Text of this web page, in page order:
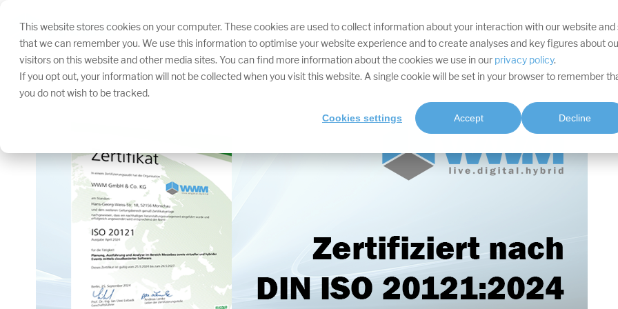
This website stores cookies on your computer. These cookies are used to collect information about your interaction with our website and
that we can remember you. We use this information to optimise your website experience and to create analyses and key figures about
visitors on this website and other media sites. You can find more information about the cookies we use in our privacy policy.
If you opt out, your information will not be collected when you visit this website. A single cookie will be set in your browser to remember
you do not wish to be tracked.
Cookies settings Accept Decline
überspringen.
IHRE ZIELE DIVISIONEN LEISTUNGEN PROJEKTE SOFTWARE